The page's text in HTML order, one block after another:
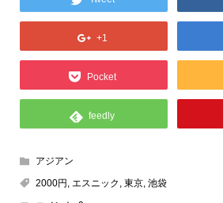
+1
Pocket
feedly
アジアン
2000円 エスニック 東京, 池袋